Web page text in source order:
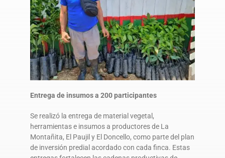
Entrega de insumos a 200 participantes
Se realizó la entrega de material vegetal,
herramientas e insumos a productores de La
Montañita, El Paujil y El Doncello, como parte del plan
de inversión predial acordado con cada finca. Estas